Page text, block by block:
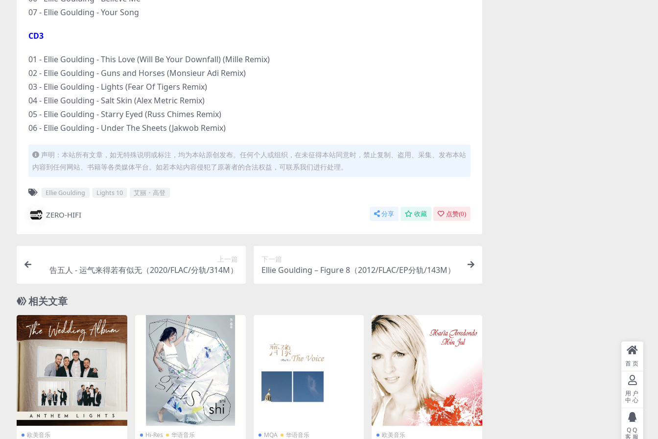
07 - Ellie Goulding - Your Song
CD3
01 - Ellie Goulding - This Love (Will Be Your Downfall) (Mille Remix)
02 - Ellie Goulding - Guns and Horses (Monsieur Adi Remix)
03 - Ellie Goulding - Lights (Fear Of Tigers Remix)
04 - Ellie Goulding - Salt Skin (Alex Metric Remix)
05 - Ellie Goulding - Starry Eyed (Russ Chimes Remix)
06 - Ellie Goulding - Under The Sheets (Jakwob Remix)
声明：本站所有文章，如无特殊说明或标注，均为本站原创发布。任何个人或组织，在未征得本站同意时，禁止复制、盗用、采集、发布本站
内容到任何网站、书籍等各类媒体平台。如若本站内容侵犯了原著者的合法权益，可联系我们进行处理。
Ellie Goulding Lights 10 艾丽・高登
ZERO-HIFI 分享 收藏 点赞(0)
上一篇
告五人 - 运气来得若有似无（2020/FLAC/分轨/314M）
下一篇
Ellie Goulding – Figure 8（2012/FLAC/EP分轨/143M）
相关文章
欧美音乐 Hi-Res 华语音乐 MQA 华语音乐 欧美音乐
首页
用户
中心
QQ
客服